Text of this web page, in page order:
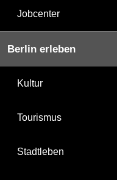
Jobcenter
Berlin erleben
Kultur
Tourismus
Stadtleben